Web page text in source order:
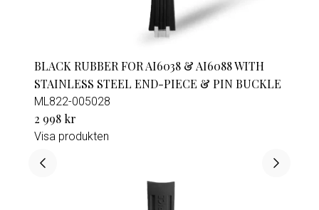
BLACK RUBBER FOR AI6038 & AI6088 WITH
STAINLESS STEEL END-PIECE & PIN BUCKLE
ML822-005028
2 998 kr
Visa produkten